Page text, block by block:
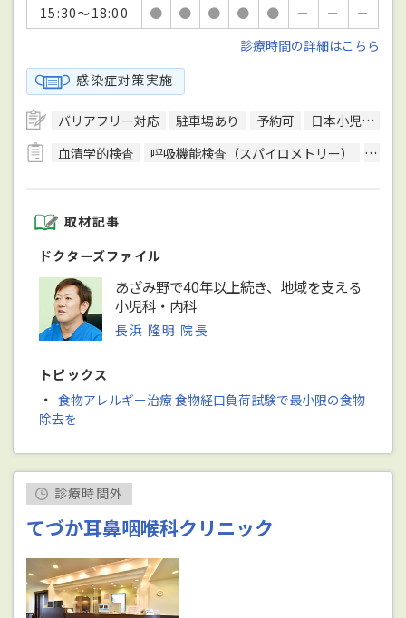
15:30～18:00
● ● ● ● ● － －
－
診療時間の詳細はこちら
感染症対策実施
バリアフリー対応 駐車場あり 予約可
日本小児科学会小児科専門医
血清学的検査
呼吸機能検査（スパイロメトリー） 細菌
取材記事
ドクターズファイル
あざみ野で40年以上続き、地域を支える
小児科・内科
長浜 隆明 院長
トピックス
・ 食物アレルギー治療 食物経口負荷試験で最小限の食物
除去を
診療時間外
てづか耳鼻咽喉科クリニック